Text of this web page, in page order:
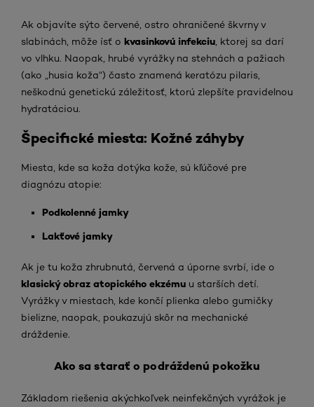
Ak objavíte sýto červené, ostro ohraničené škvrny v
slabinách, môže ísť o kvasinkovú infekciu , ktorej sa darí
vo vlhku. Naopak, hrubé vyrážky na stehnách a pažiach
(ako „husia koža“) často znamená keratózu pilaris,
neškodnú genetickú záležitosť, ktorú zlepšíte pravidelnou
hydratáciou.
Špecifické miesta: Kožné záhyby
Miesta, kde sa koža dotýka kože, sú kľúčové pre
diagnózu atopie:
Podkolenné jamky
Lakťové jamky
Ak je tu koža zhrubnutá, červená a úporne svrbí, ide o
klasický obraz atopického ekzému u starších detí.
Vyrážky v miestach, kde končí plienka alebo gumičky
bielizne, naopak, poukazujú skôr na mechanické
dráždenie.
Ako sa starať o podráždenú pokožku
Základom riešenia akýchkoľvek neinfekčných vyrážok je